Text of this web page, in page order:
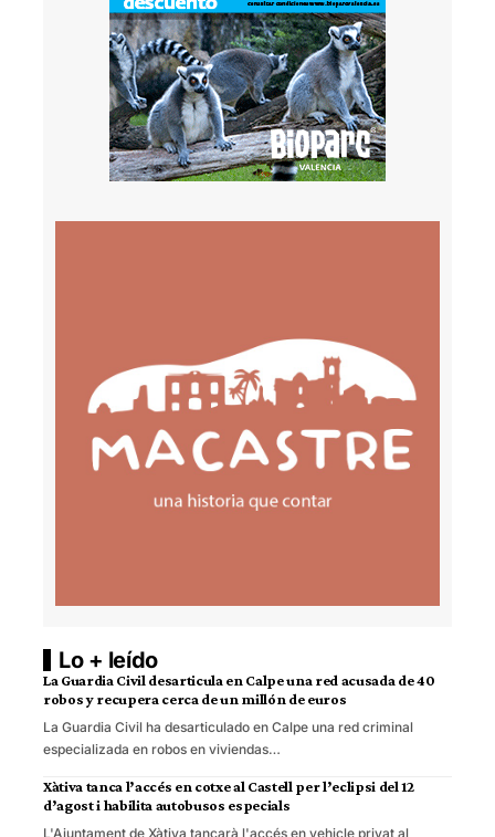
Lo + leído
La Guardia Civil desarticula en Calpe una red acusada de 40
robos y recupera cerca de un millón de euros
La Guardia Civil ha desarticulado en Calpe una red criminal
especializada en robos en viviendas…
Xàtiva tanca l’accés en cotxe al Castell per l’eclipsi del 12
d’agost i habilita autobusos especials
L'Ajuntament de Xàtiva tancarà l'accés en vehicle privat al